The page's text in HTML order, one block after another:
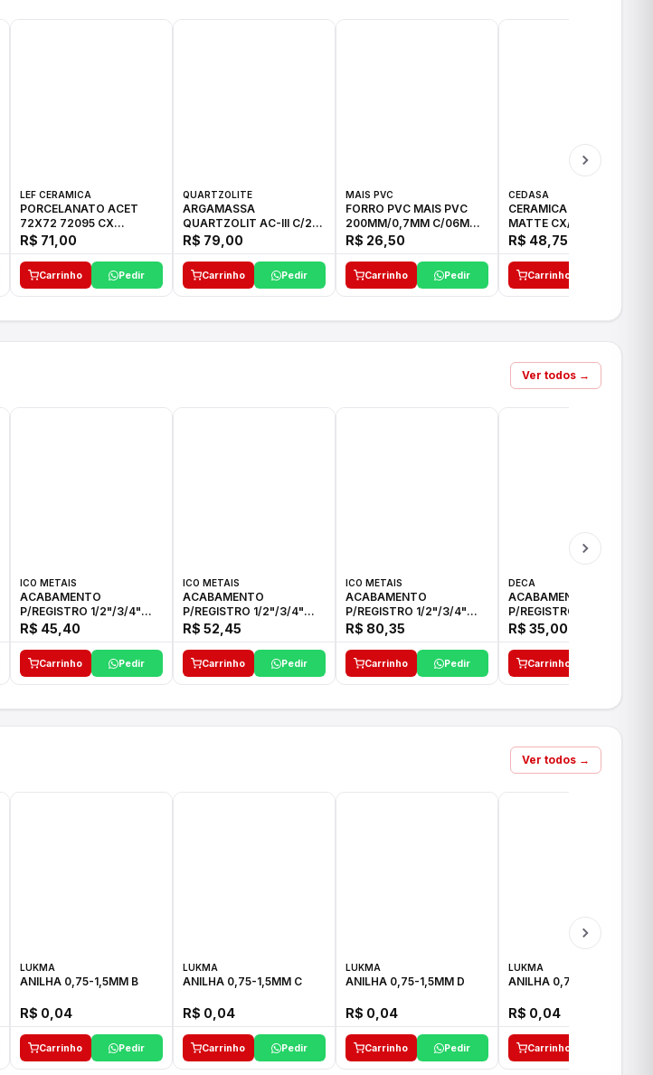
LEF CERAMICA
PORCELANATO ACET
72X72 72095 CX
C/2,59M2
R$ 71,00
Carrinho Pedir
QUARTZOLITE
ARGAMASSA
QUARTZOLIT AC-III C/20
KG
R$ 79,00
Carrinho Pedir
MAIS PVC
FORRO PVC MAIS PVC
200MM/0,7MM C/06M
BRANCO
R$ 26,50
Carrinho Pedir
CEDASA
CERAMICA TORONTO
MATTE CX/2,28M2
75,5X75,5 LD
R$ 48,75
Carrinho
Ver todos →
ICO METAIS
ACABAMENTO
P/REGISTRO 1/2"/3/4"
1416 ACB 33 E ICO
R$ 45,40
Carrinho Pedir
ICO METAIS
ACABAMENTO
P/REGISTRO 1/2"/3/4"
1416 C-50 ICO
R$ 52,45
Carrinho Pedir
ICO METAIS
ACABAMENTO
P/REGISTRO 1/2"/3/4"
ACB CS ALV E ICO
R$ 80,35
Carrinho Pedir
DECA
ACABAMENTO
P/REGISTRO 1/2"/3/4" C-
35 DECA
R$ 35,00
Carrinho
Ver todos →
LUKMA
ANILHA 0,75-1,5MM B
R$ 0,04
Carrinho Pedir
LUKMA
ANILHA 0,75-1,5MM C
R$ 0,04
Carrinho Pedir
LUKMA
ANILHA 0,75-1,5MM D
R$ 0,04
Carrinho Pedir
LUKMA
ANILHA 0,75-1,5MM E
R$ 0,04
Carrinho